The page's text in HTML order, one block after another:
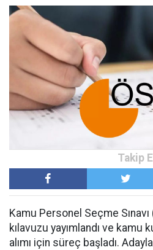
Kamu Personel Seçme
kılavuzu yayımlandı ve kamu
alımı için süreç başladı.